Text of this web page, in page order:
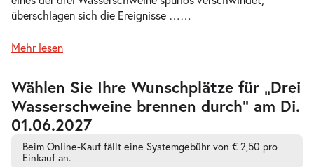
Drei Wasserschweine brennen durch
10:30–11:45 Uhr
Tickets
überschlagen sich die Ereignisse ……
Mehr lesen
Wählen Sie Ihre Wunschplätze für „Drei
Wasserschweine brennen durch” am Di.
01.06.2027
Beim Online-Kauf fällt eine Systemgebühr von € 2,50 pro
Einkauf an.
Zur
barrierefreien
automatischen
Bestplatzwahl